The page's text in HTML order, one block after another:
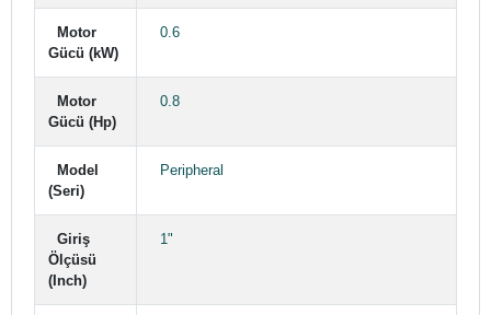
Motor
Gücü (kW)
0.6
Motor
Gücü (Hp)
0.8
Model
(Seri)
Peripheral
Giriş
Ölçüsü
(Inch)
1"